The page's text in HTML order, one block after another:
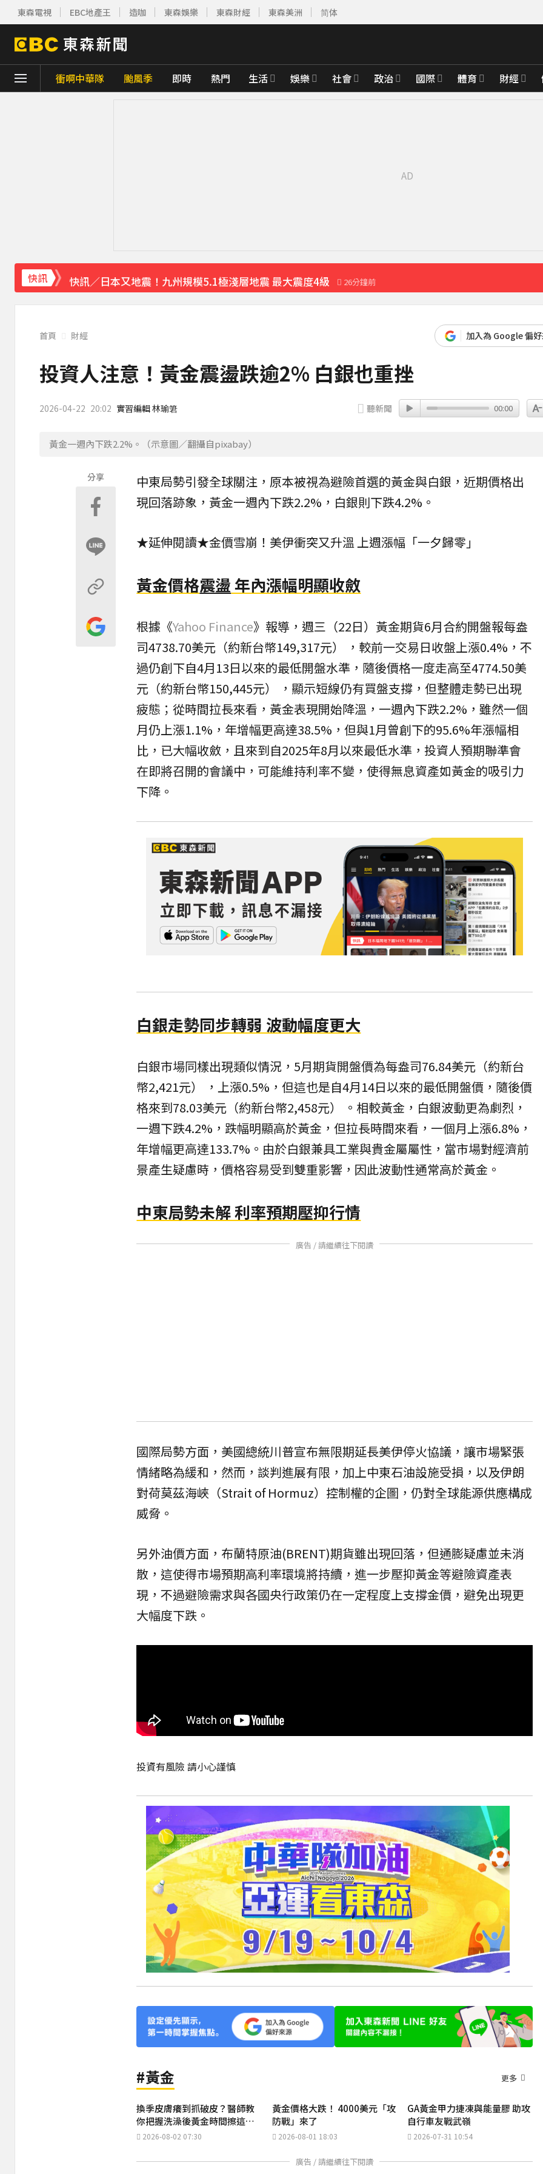
東森電視 EBC地產王 造咖 東森娛樂 東森財經 東森美洲 简体
衝啊中華隊 颱風季 即時 熱門 生活 娛樂 社會 政治 國際 體育 財經
快訊
下載東森App，隨時掌握天下大小事！
快訊／日本又地震！九州規模5.1極淺層地震 最大震度4級
26分鐘前
首頁 財經 加入為 Google 偏
投資人注意！黃金震盪跌逾2% 白銀也重挫
2026-04-22 20:02 實習編輯 林瑜䇹 聽新聞 00:00
黃金一週內下跌2.2%。（示意圖／翻攝自pixabay）
分享 中東局勢引發全球關注，原本被視為避險首選的黃金與白銀 ，近期價格出
現回落跡象，黃金一週內下跌2.2%，白銀則下跌4.2%。
★延伸閱讀★金價雪崩！美伊衝突又升溫 上週漲幅「一夕歸零」
黃金價格震盪年內漲幅明顯收斂
根據《Yahoo Finance》報導，週三（22日）黃金期貨6月合約開盤報每盎
司4738.70美元（約新台幣149,317元） ，較前一交易日收盤上漲0.4%，不
過仍創下自4月13日以來的最低開盤水準，隨後價格一度走高至4774.50美
元（約新台幣150,445元） ，顯示短線仍有買盤支撐，但整體走勢已出現
疲態；從時間拉長來看，黃金表現開始降溫，一週內下跌2.2%，雖然一個
月仍上漲1.1%，年增幅更高達38.5%，但與1月曾創下的95.6%年漲幅相
比，已大幅收斂，且來到自2025年8月以來最低水準， 投資人預期聯準會
在即將召開的會議中，可能維持利率不變，使得無息資產如黃金的吸引力
下降。
白銀走勢同步轉弱 波動幅度更大
白銀市場同樣出現類似情況，5月期貨開盤價為每盎司76.84美元（約新台
幣2,421元） ，上漲0.5%，但這也是自4月14日以來的最低開盤價，隨後價
格來到78.03美元（約新台幣2,458元） 。相較黃金，白銀波動更為劇烈，
一週下跌4.2%，跌幅明顯高於黃金，但拉長時間來看，一個月上漲6.8%，
年增幅更高達133.7%。由於白銀兼具工業與貴金屬屬性，當市場對經濟前
景產生疑慮時，價格容易受到雙重影響，因此波動性通常高於黃金。
中東局勢未解 利率預期壓抑行情
廣告 / 請繼續往下閱讀
國際局勢方面，美國總統川普宣布無限期延長美伊停火協議，讓市場緊張
情緒略為緩和，然而，談判進展有限，加上中東石油設施受損，以及伊朗
對荷莫茲海峽（Strait of Hormuz）控制權的企圖，仍對全球能源供應構成
威脅。
另外油價方面，布蘭特原油(BRENT)期貨雖出現回落，但通膨疑慮並未消
散，這使得市場預期高利率環境將持續，進一步壓抑黃金等避險資產表
現，不過避險需求與各國央行政策仍在一定程度上支撐金價，避免出現更
大幅度下跌。
投資有風險 請小心謹慎
#黃金 更多
換季皮膚癢到抓破皮？醫師教
你把握洗澡後黃金時間擦這兩
種成分
2026-08-02 07:30
黃金價格大跌！ 4000美元「攻
防戰」來了
2026-08-01 18:03
GA黃金甲力捷凍與能量膠 助攻
自行車友戰武嶺
2026-07-31 10:54
廣告 / 請繼續往下閱讀